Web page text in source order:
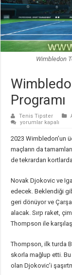
Wimbledon
Programı
Tenis Tipster
Wimbledon’da
Programı
için
yorumlar kapalı
2023 Wimbledon’un
maçların da
de tekrardan
Novak Djokovic ve
edecek. Beklendiği
geri dönüyor ve
alacak. Sırp raket,
Thompson ile
Thompson, ilk turda
skorla mağlup etti.
olan Djokovic’i